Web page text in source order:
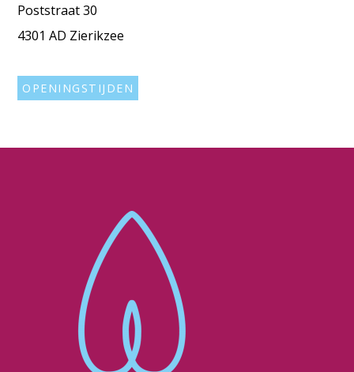
Poststraat 30
4301 AD Zierikzee
OPENINGSTIJDEN